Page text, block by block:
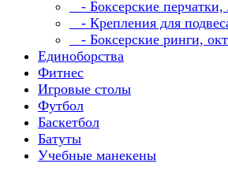
- Боксерские
- Крепления для
- Боксерские ринги,
Единоборства
Фитнес
Игровые столы
Футбол
Баскетбол
Батуты
Учебные манекены